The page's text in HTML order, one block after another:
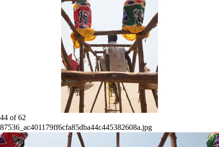
44 of62
87536_ac401179ff6cfa85dba44c445382608a.jpg